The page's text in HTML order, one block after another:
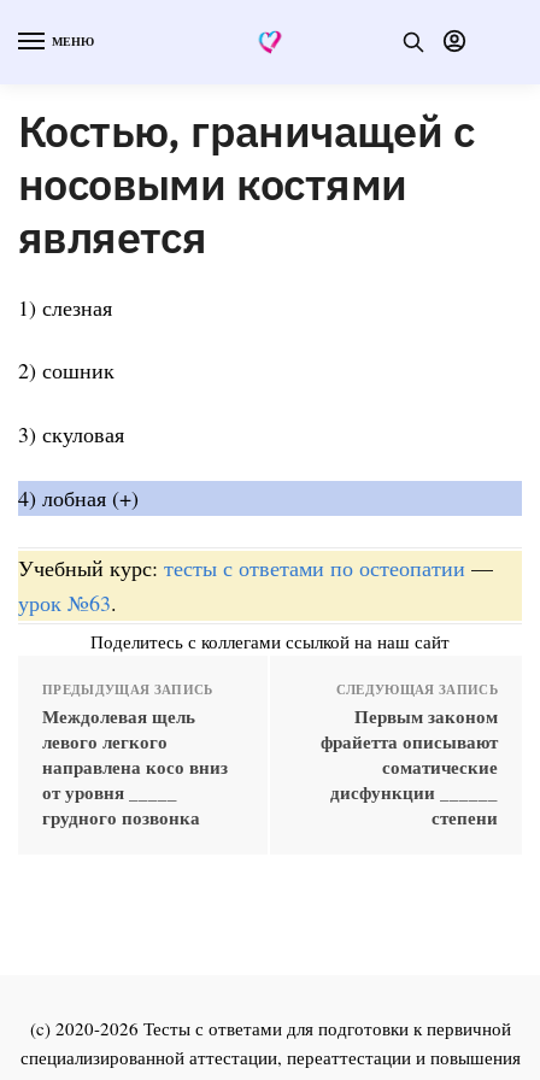
МЕНЮ
Костью, граничащей с
носовыми костями
является
1) слезная
2) сошник
3) скуловая
4) лобная (+)
Учебный курс: тесты с ответами по остеопатии —
урок №63.
Поделитесь с коллегами ссылкой на наш сайт
ПРЕДЫДУЩАЯ ЗАПИСЬ
Междолевая щель
левого легкого
направлена косо вниз
от уровня _____
грудного позвонка
СЛЕДУЮЩАЯ ЗАПИСЬ
Первым законом
фрайетта описывают
соматические
дисфункции ______
степени
(c) 2020-2026 Тесты с ответами для подготовки к первичной
специализированной аттестации, переаттестации и повышения